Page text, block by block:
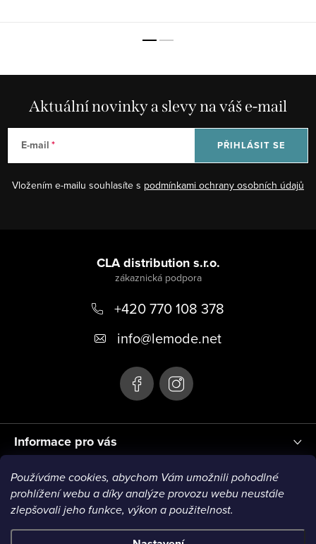
Používáme cookies, abychom Vám umožnili pohodlné
prohlížení webu a díky analýze provozu webu neustále
zlepšovali jeho funkce, výkon a použitelnost.
Aktuální novinky a slevy na váš e-mail
E-mail
Vložením e-mailu souhlasíte s podmínkami ochrany osobních údajů
PŘIHLÁSIT SE
Informace pro vás
CLA distribution s.r.o.
+420 770 108 378
info@lemode.net
Blog